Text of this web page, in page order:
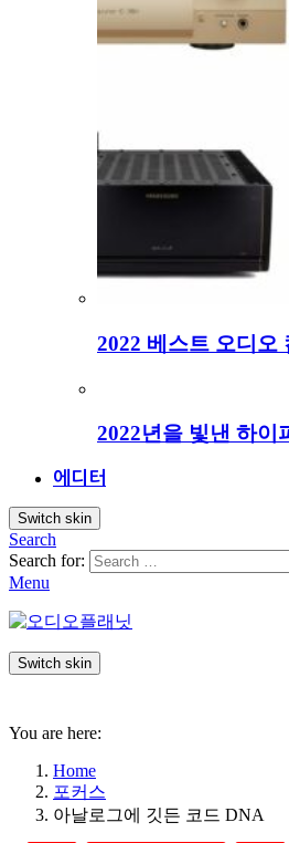
2022 베스트 오디오
2022년을 빛낸 하이
에디터
Switch skin
Search
Search for:
Menu
Switch skin
You are here:
Home
포커스
아날로그에 깃든 코드 DNA